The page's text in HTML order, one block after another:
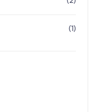
(1)